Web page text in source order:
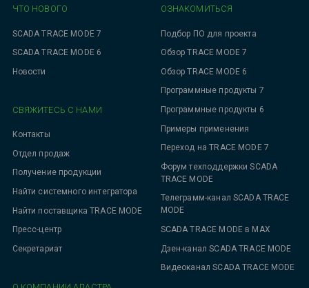
ЧТО НОВОГО
SCADA TRACE MODE 7
SCADA TRACE MODE 6
Новости
ОЗНАКОМИТЬСЯ
Подбор ПО для проекта
Обзор TRACE MODE 7
Обзор TRACE MODE 6
Программные продукты 7
Программные продукты 6
Примеры применения
Переход на TRACE MODE 7
Форум техподдержки SCADA
TRACE MODE
Телеграмм-канал SCADA TRACE
MODE
SCADA TRACE MODE в MAX
Дзен-канал SCADA TRACE MODE
Видеоканал SCADA TRACE MODE
СВЯЖИТЕСЬ С НАМИ
Контакты
Отдел продаж
Получение продукции
Найти системного интегратора
Найти поставщика TRACE MODE
Пресс-центр
Секретариат